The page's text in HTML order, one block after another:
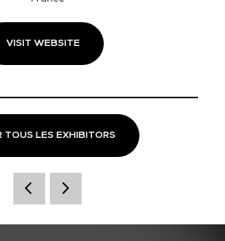
VISIT WEBSITE
TOUS LES EXHIBITORS